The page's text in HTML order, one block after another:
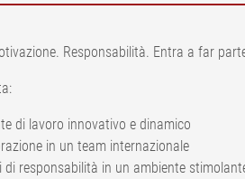
Responsabilità. Entra a far
di lavoro innovativo e dinamico
in un team internazionale
di responsabilità in un ambiente